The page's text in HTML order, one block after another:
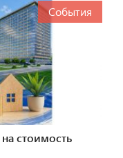
События
стоимость